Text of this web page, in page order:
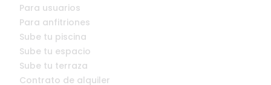
Para usuarios
Para anfitriones
Sube tu piscina
Sube tu espacio
Sube tu terraza
Contrato de alquiler